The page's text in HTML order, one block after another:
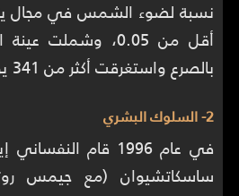
بالصرع واستغرقت أكثر من 341 يوماً.
2- السلوك البشري
في عام 1996 قام
ساسكاتشيوان (مع جيمس